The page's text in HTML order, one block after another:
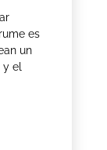
es
un
y el